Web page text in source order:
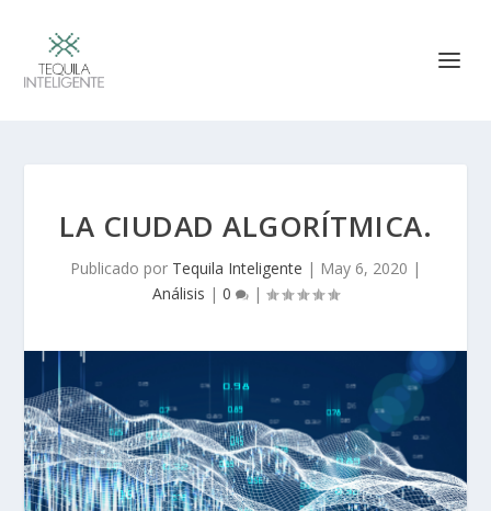
LA CIUDAD ALGORÍTMICA.
Publicado por Tequila Inteligente | May 6, 2020 |
Análisis | 0 |